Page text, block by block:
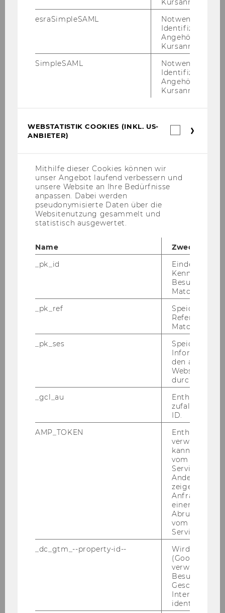
Reden wir über Geld
Finanznavi
Kompetenzzentrum für Finanzbildung
Projekte
Kursanmeldung.
esraSimpleSAML
Notwendig zur
Identifizierung
Angehörige/r für
Kursanmeldung.
SimpleSAML
Notwendig zur
Identifizierung
Angehörige/r für
Kursanmeldung.
WEBSTATISTIK COOKIES (INKL. US-
ANBIETER)
Mithilfe dieser Cookies können wir
unser Angebot laufend verbessern und
unsere Website an Ihre Bedürfnisse
anpassen. Dabei werden
pseudonymisierte Daten über die
Websitenutzung gesammelt und
statistisch ausgewertet.
Name
Zweck
_pk_id
Eindeutige
Besuchers
Matomo.
_pk_ref
Speicherung
Referrers
Matomo.
_pk_ses
Speicherung
den aktuellen
durch
_gcl_au
Enthält eine
ID.
AMP_TOKEN
Enthält ein
verwendet
kann, um
vom AMP-
Service
Andere
zeigen Opt-
Anfrage im
einen Fehler
Abrufen
vom AMP
Service an.
_dc_gtm_--property-id--
Wird von
(Google Tag
verwendet,
Besucher
Geschlecht
Interessen zu
identifizieren.